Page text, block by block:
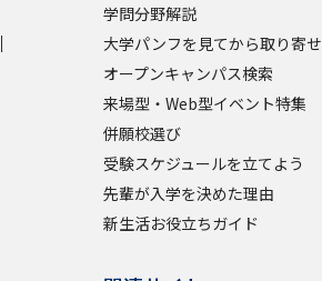
学問検索
学問の教科書 夢ナビライブ
学問分野解説
大学パンフを見てから取り寄せ
オープンキャンパス検索
来場型・Web型イベント特集
併願校選び
受験スケジュールを立てよう
先輩が入学を決めた理由
新生活お役立ちガイド